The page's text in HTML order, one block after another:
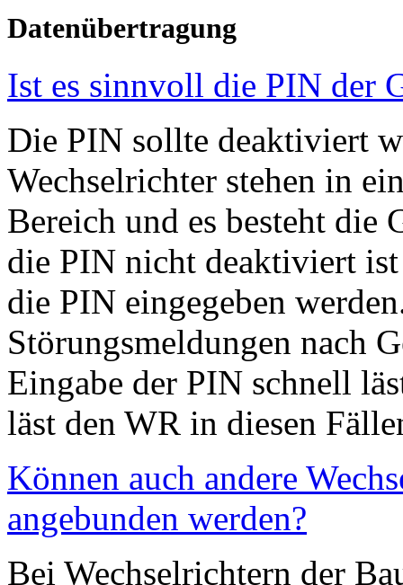
Datenübertragung
Ist es sinnvoll die PIN der
Die PIN sollte deaktiviert
Wechselrichter stehen in
Bereich und es besteht die
die PIN nicht deaktiviert
die PIN eingegeben
Störungsmeldungen nach
Eingabe der PIN schnell
läst den WR in diesen
Können auch andere
angebunden werden?
Bei Wechselrichtern der